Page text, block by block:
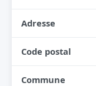
Adresse
Code postal
Commune